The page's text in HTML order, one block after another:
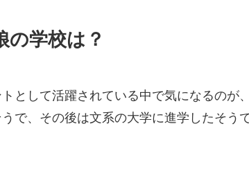
の学校は？
として活躍されている中で気になるのが
で、その後は文系の大学に進学したそうで